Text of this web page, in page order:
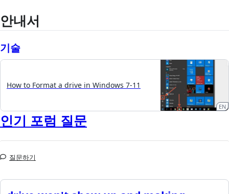
안내서
기술
How to Format a drive in Windows 7-11
EN
인기 포럼 질문
질문하기